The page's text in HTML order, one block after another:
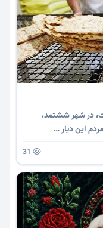
در شهر ششتمد،
این دیار …